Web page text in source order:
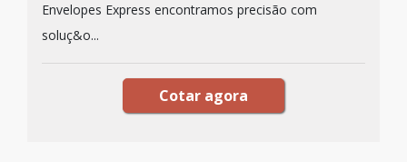
Envelopes Express encontramos precisão com
soluç&o...
Cotar agora